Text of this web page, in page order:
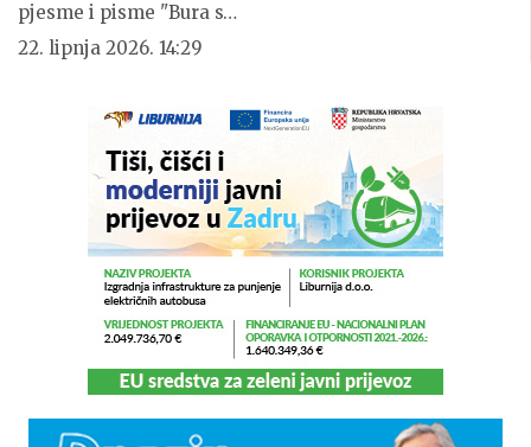
pjesme i pisme "Bura s…
22. lipnja 2026. 14:29